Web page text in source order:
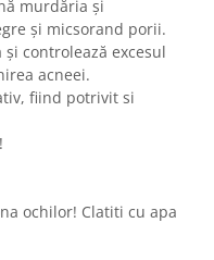
murdăria și
și micsorand porii.
controlează excesul
acneei.
fiind potrivit si
ochilor! Clatiti cu apa